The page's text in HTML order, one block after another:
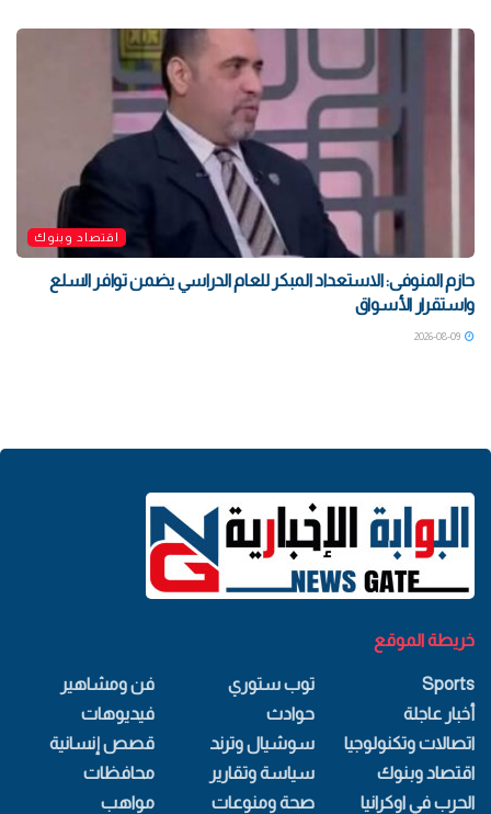
اقتصاد وبنوك
حازم المنوفى: الاستعداد المبكر للعام الدراسي يضمن توافر السلع
واستقرار الأسواق
خريطة الموقع
Sports
أخبار عاجلة
اتصالات وتكنولوجيا
اقتصاد وبنوك
الحرب في اوكرانيا
توب ستوري
حوادث
سوشيال وترند
سياسة وتقارير
صحة ومنوعات
فن ومشاهير
فيديوهات
قصص إنسانية
محافظات
مواهب